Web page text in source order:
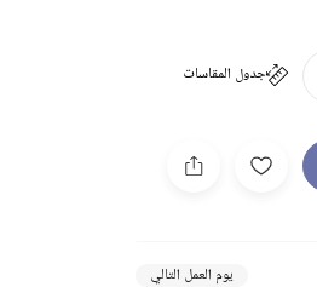
جدول المقاسات
يوم العمل التالي